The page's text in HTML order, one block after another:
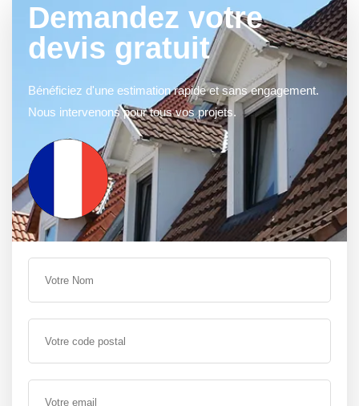
Demandez votre
devis gratuit
Bénéficiez d'une estimation rapide et sans engagement.
Nous intervenons pour tous vos projets.